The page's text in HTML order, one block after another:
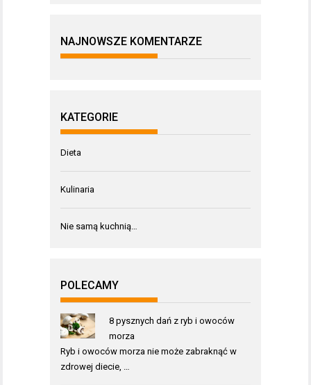
NAJNOWSZE KOMENTARZE
KATEGORIE
Dieta
Kulinaria
Nie samą kuchnią…
POLECAMY
8 pysznych dań z ryb i owoców
morza
Ryb i owoców morza nie może zabraknąć w
zdrowej diecie, …